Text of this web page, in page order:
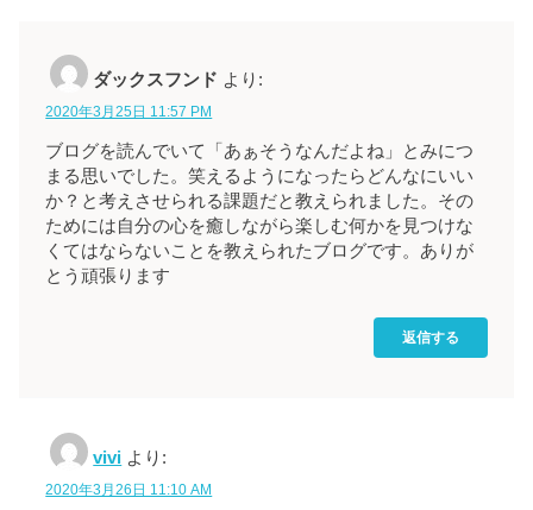
ダックスフンド より:
2020年3月25日 11:57 PM
ブログを読んでいて「あぁそうなんだよね」とみにつ
まる思いでした。笑えるようになったらどんなにいい
か？と考えさせられる課題だと教えられました。その
ためには自分の心を癒しながら楽しむ何かを見つけな
くてはならないことを教えられたブログです。ありが
とう頑張ります
返信する
vivi より:
2020年3月26日 11:10 AM